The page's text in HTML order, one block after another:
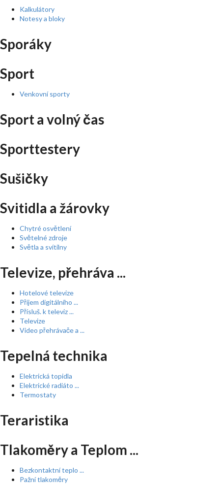
Kalkulátory
Notesy a bloky
Sporáky
Sport
Venkovní sporty
Sport a volný čas
Sporttestery
Sušičky
Svitidla a žárovky
Chytré osvětlení
Světelné zdroje
Světla a svítilny
Televize, přehráva ...
Hotelové televize
Příjem digitálního ...
Přísluš. k televiz ...
Televize
Video přehrávače a ...
Tepelná technika
Elektrická topidla
Elektrické radiáto ...
Termostaty
Teraristika
Tlakoměry a Teplom ...
Bezkontaktní teplo ...
Pažní tlakoměry